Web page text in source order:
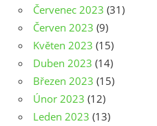
Červenec 2023 (31)
Červen 2023 (9)
Květen 2023 (15)
Duben 2023 (14)
Březen 2023 (15)
Únor 2023 (12)
Leden 2023 (13)